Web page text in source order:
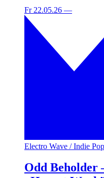
Fr 22.05.26 —
Electro Wave / Indie Pop
Odd Beholder